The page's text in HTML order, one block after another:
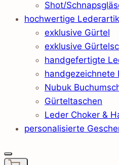
Shot/
hochwertige
exklusive Gürtel
exklusive
handgefertigte
handgezeichnete
Nubuk
Gürteltaschen
Leder Choker &
personalisierte